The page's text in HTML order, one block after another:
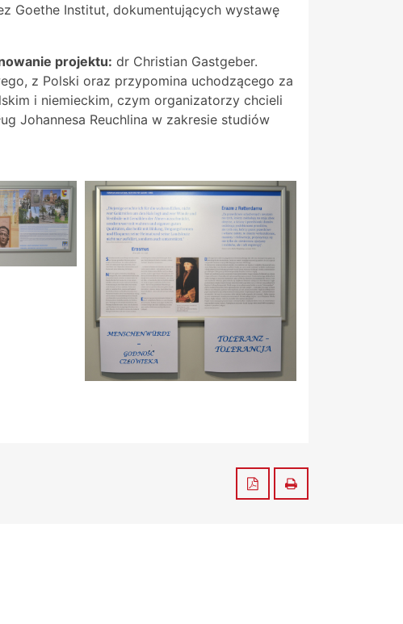
Goethe Institut, dokumentujących wystawę
projektu: dr Christian Gastgeber.
z Polski oraz przypomina uchodzącego za
i niemieckim, czym organizatorzy chcieli
Johannesa Reuchlina w zakresie studiów
Zapisz do PDF
Drukuj